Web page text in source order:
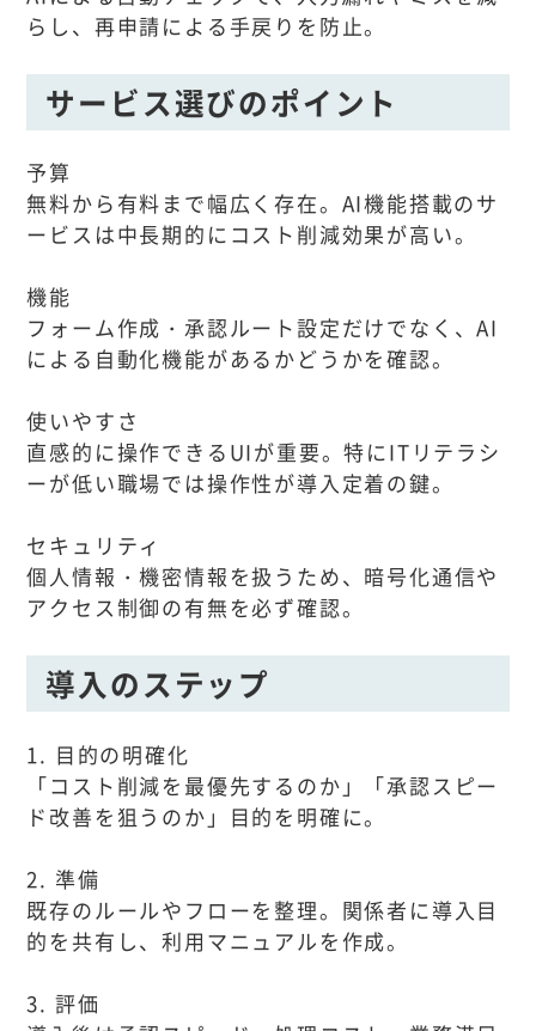
らし、再申請による手戻りを防止。
サービス選びのポイント
予算
無料から有料まで幅広く存在。AI機能搭載のサ
ービスは中長期的にコスト削減効果が高い。
機能
フォーム作成・承認ルート設定だけでなく、AI
による自動化機能があるかどうかを確認。
使いやすさ
直感的に操作できるUIが重要。特にITリテラシ
ーが低い職場では操作性が導入定着の鍵。
セキュリティ
個人情報・機密情報を扱うため、暗号化通信や
アクセス制御の有無を必ず確認。
導入のステップ
1. 目的の明確化
「コスト削減を最優先するのか」「承認スピー
ド改善を狙うのか」目的を明確に。
2. 準備
既存のルールやフローを整理。関係者に導入目
的を共有し、利用マニュアルを作成。
3. 評価